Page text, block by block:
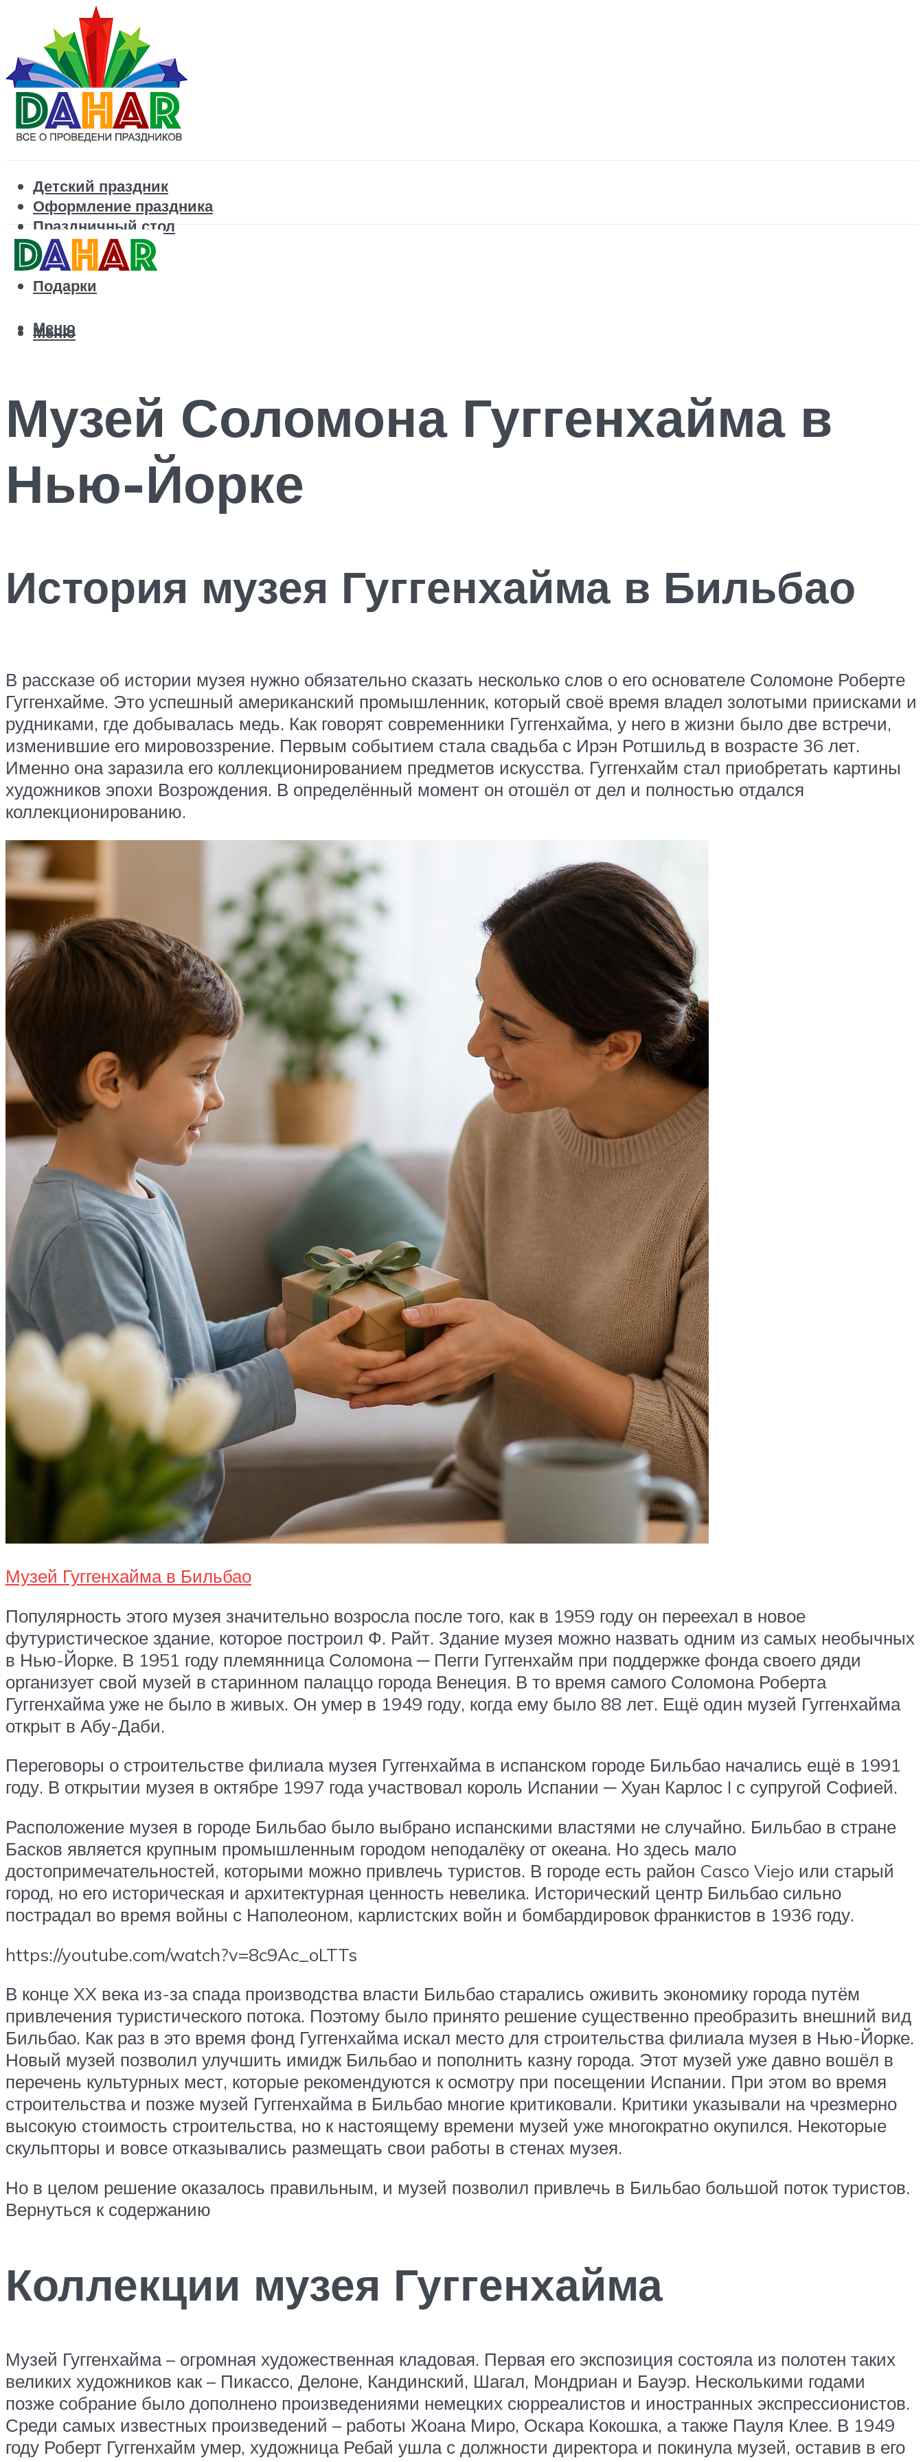
Детский праздник
Оформление праздника
Праздничный стол
Корпоратив
Поздравления
Подарки
Меню
Меню
Музей Соломона Гуггенхайма в
Нью-Йорке
История музея Гуггенхайма в Бильбао
В рассказе об истории музея нужно обязательно сказать несколько слов о его основателе Соломоне Роберте
Гуггенхайме. Это успешный американский промышленник, который своё время владел золотыми приисками и
рудниками, где добывалась медь. Как говорят современники Гуггенхайма, у него в жизни было две встречи,
изменившие его мировоззрение. Первым событием стала свадьба с Ирэн Ротшильд в возрасте 36 лет.
Именно она заразила его коллекционированием предметов искусства. Гуггенхайм стал приобретать картины
художников эпохи Возрождения. В определённый момент он отошёл от дел и полностью отдался
коллекционированию.
Музей Гуггенхайма в Бильбао
Популярность этого музея значительно возросла после того, как в 1959 году он переехал в новое
футуристическое здание, которое построил Ф. Райт. Здание музея можно назвать одним из самых необычных
в Нью-Йорке. В 1951 году племянница Соломона ─ Пегги Гуггенхайм при поддержке фонда своего дяди
организует свой музей в старинном палаццо города Венеция. В то время самого Соломона Роберта
Гуггенхайма уже не было в живых. Он умер в 1949 году, когда ему было 88 лет. Ещё один музей Гуггенхайма
открыт в Абу-Даби.
Переговоры о строительстве филиала музея Гуггенхайма в испанском городе Бильбао начались ещё в 1991
году. В открытии музея в октябре 1997 года участвовал король Испании ─ Хуан Карлос I с супругой Софией.
Расположение музея в городе Бильбао было выбрано испанскими властями не случайно. Бильбао в стране
Басков является крупным промышленным городом неподалёку от океана. Но здесь мало
достопримечательностей, которыми можно привлечь туристов. В городе есть район Casco Viejo или старый
город, но его историческая и архитектурная ценность невелика. Исторический центр Бильбао сильно
пострадал во время войны с Наполеоном, карлистских войн и бомбардировок франкистов в 1936 году.
https://youtube.com/watch?v=8c9Ac_oLTTs
В конце XX века из-за спада производства власти Бильбао старались оживить экономику города путём
привлечения туристического потока. Поэтому было принято решение существенно преобразить внешний вид
Бильбао. Как раз в это время фонд Гуггенхайма искал место для строительства филиала музея в Нью-Йорке.
Новый музей позволил улучшить имидж Бильбао и пополнить казну города. Этот музей уже давно вошёл в
перечень культурных мест, которые рекомендуются к осмотру при посещении Испании. При этом во время
строительства и позже музей Гуггенхайма в Бильбао многие критиковали. Критики указывали на чрезмерно
высокую стоимость строительства, но к настоящему времени музей уже многократно окупился. Некоторые
скульпторы и вовсе отказывались размещать свои работы в стенах музея.
Но в целом решение оказалось правильным, и музей позволил привлечь в Бильбао большой поток туристов.
Вернуться к содержанию
Коллекции музея Гуггенхайма
Музей Гуггенхайма – огромная художественная кладовая. Первая его экспозиция состояла из полотен таких
великих художников как – Пикассо, Делоне, Кандинский, Шагал, Мондриан и Бауэр. Несколькими годами
позже собрание было дополнено произведениями немецких сюрреалистов и иностранных экспрессионистов.
Среди самых известных произведений – работы Жоана Миро, Оскара Кокошка, а также Пауля Клее. В 1949
году Роберт Гуггенхайм умер, художница Ребай ушла с должности директора и покинула музей, оставив в его